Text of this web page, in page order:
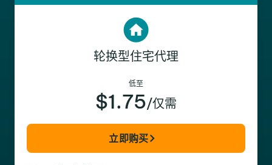
轮换型住宅代理
低至
$1.75/仅需
立即购买